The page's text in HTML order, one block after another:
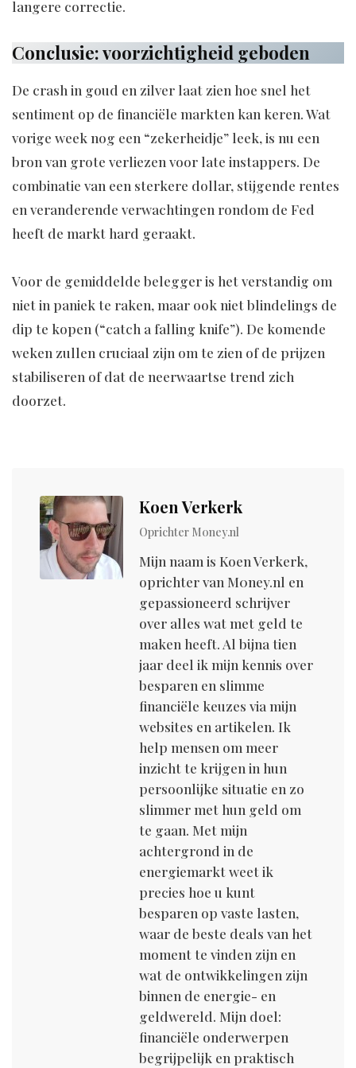
langere correctie.
Conclusie: voorzichtigheid geboden
De crash in goud en zilver laat zien hoe snel het
sentiment op de financiële markten kan keren. Wat
vorige week nog een “zekerheidje” leek, is nu een
bron van grote verliezen voor late instappers. De
combinatie van een sterkere dollar, stijgende rentes
en veranderende verwachtingen rondom de Fed
heeft de markt hard geraakt.
Voor de gemiddelde belegger is het verstandig om
niet in paniek te raken, maar ook niet blindelings de
dip te kopen (“catch a falling knife”). De komende
weken zullen cruciaal zijn om te zien of de prijzen
stabiliseren of dat de neerwaartse trend zich
doorzet.
Koen Verkerk
Oprichter M0ney.nl
Mijn naam is Koen Verkerk,
oprichter van M0ney.nl en
gepassioneerd schrijver
over alles wat met geld te
maken heeft. Al bijna tien
jaar deel ik mijn kennis over
besparen en slimme
financiële keuzes via mijn
websites en artikelen. Ik
help mensen om meer
inzicht te krijgen in hun
persoonlijke situatie en zo
slimmer met hun geld om
te gaan. Met mijn
achtergrond in de
energiemarkt weet ik
precies hoe u kunt
besparen op vaste lasten,
waar de beste deals van het
moment te vinden zijn en
wat de ontwikkelingen zijn
binnen de energie- en
geldwereld. Mijn doel:
financiële onderwerpen
begrijpelijk en praktisch